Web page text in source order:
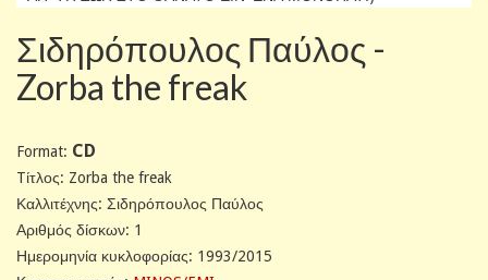
Σιδηρόπουλος Παύλος -
Zorba the freak
Format: CD
Tίτλος: Zorba the freak
Καλλιτέχνης: Σιδηρόπουλος Παύλος
Αριθμός δίσκων: 1
Ημερομηνία κυκλοφορίας: 1993/2015